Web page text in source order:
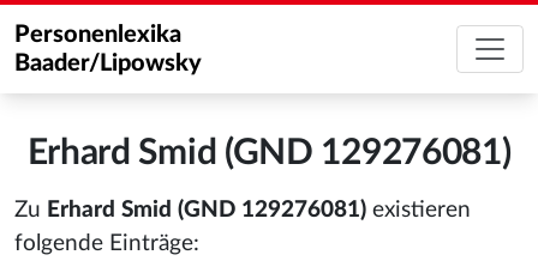
Personenlexika
Baader/Lipowsky
Erhard Smid (GND 129276081)
Zu Erhard Smid (GND 129276081) existieren
folgende Einträge: